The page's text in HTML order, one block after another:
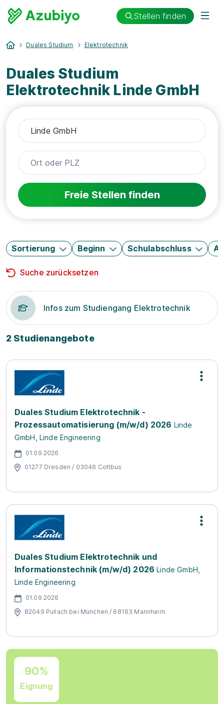
Stellen finden
Duales Studium Elektrotechnik
Duales Studium
Elektrotechnik Linde GmbH
Freie Stellen finden
Sortierung Beginn Schulabschluss
Suche zurücksetzen
Infos zum Studiengang Elektrotechnik
2 Studienangebote
Duales Studium Elektrotechnik -
Prozessautomatisierung (m/w/d) 2026 Linde
GmbH, Linde Engineering
01.09.2026
01277 Dresden / 03046 Cottbus
Duales Studium Elektrotechnik und
Informationstechnik (m/w/d) 2026 Linde GmbH,
Linde Engineering
01.09.2026
82049 Pullach bei München / 68163 Mannheim
90%
Eignung